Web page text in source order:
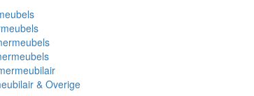
& Overige